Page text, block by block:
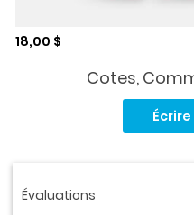
Prix de solde
18,00 $
Cotes,
la